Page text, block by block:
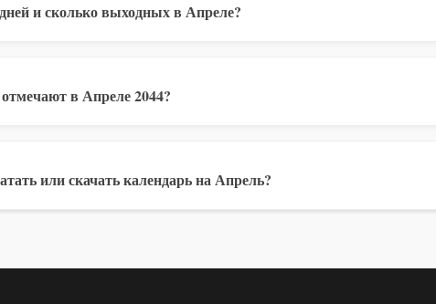
и сколько выходных в Апреле?
в Апреле 2044?
или скачать календарь на Апрель?